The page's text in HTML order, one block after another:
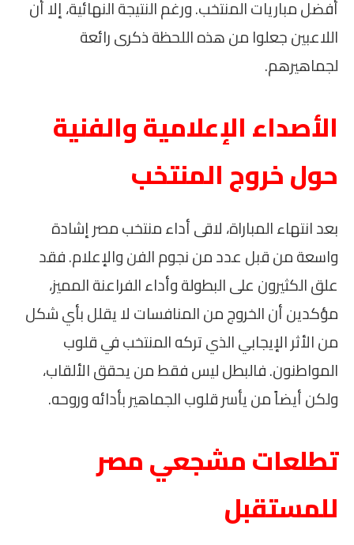
أفضل مباريات المنتخب. ورغم النتيجة النهائية، إلا أن
اللاعبين جعلوا من هذه اللحظة ذكرى رائعة
لجماهيرهم.
الأصداء الإعلامية والفنية
حول خروج المنتخب
بعد انتهاء المباراة، لاقى أداء منتخب مصر إشادة
واسعة من قبل عدد من نجوم الفن والإعلام. فقد
علق الكثيرون على البطولة وأداء الفراعنة المميز،
مؤكدين أن الخروج من المنافسات لا يقلل بأي شكل
من الأثر الإيجابي الذي تركه المنتخب في قلوب
المواطنون. فالبطل ليس فقط من يحقق الألقاب،
ولكن أيضاً من يأسر قلوب الجماهير بأدائه وروحه.
تطلعات مشجعي مصر
للمستقبل